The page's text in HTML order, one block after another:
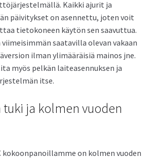
Kaikki ajurit ja
päivitykset on asennettu, joten voit
tietokoneen käytön sen saavuttua.
viimeisimmän saatavilla olevan vakaan
ilman ylimääräisiä mainos jne.
myös pelkän laiteasennuksen ja
itse.
ja kolmen vuoden
kokoonpanoillamme on kolmen vuoden